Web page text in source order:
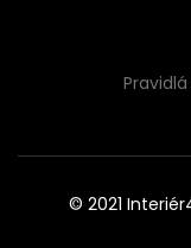
© 2021